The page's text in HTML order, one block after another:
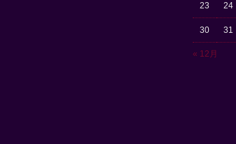
« 12月
23 24
30 31